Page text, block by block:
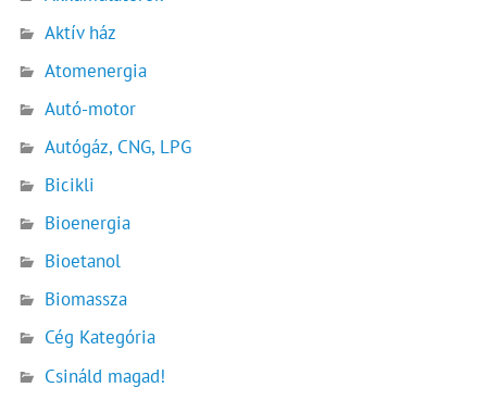
Aktív ház
Atomenergia
Autó-motor
Autógáz, CNG, LPG
Bicikli
Bioenergia
Bioetanol
Biomassza
Cég Kategória
Csináld magad!